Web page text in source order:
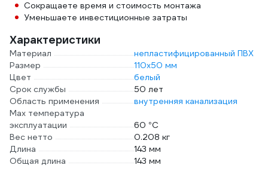
Сокращаете время и стоимость монтажа
Уменьшаете инвестиционные затраты
Характеристики
Материал
непластифицированный ПВХ
Размер
110х50 мм
Цвет
белый
Срок службы
50 лет
Область применения
внутренняя канализация
Max температура
эксплуатации
60 °С
Вес нетто
0.208 кг
Длина
143 мм
Общая длина
143 мм